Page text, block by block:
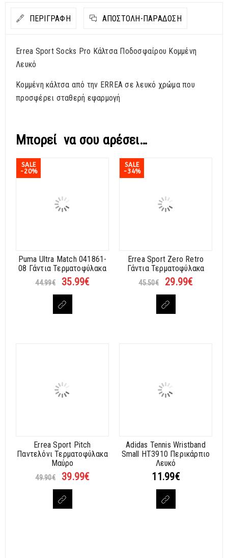
ΠΕΡΙΓΡΑΦΗ ΑΠΟΣΤΟΛΉ-ΠΑΡΆΔΟΣΗ
Errea Sport Socks Pro Κάλτσα Ποδοσφαίρου Κομμένη
Λευκό
Κομμένη κάλτσα από την ERREA σε λευκό χρώμα που
προσφέρει σταθερή εφαρμογή
Μπορεί να σου αρέσει…
SALE
-20%
Puma Ultra Match 041861-
08 Γάντια Τερματοφύλακα
44.99€ 35.99€
SALE
-34%
Errea Sport Zero Retro
Γάντια Τερματοφύλακα
45.50€ 29.99€
Errea Sport Pitch
Παντελόνι Τερματοφύλακα
Μαύρο
49.90€ 39.99€
Adidas Tennis Wristband
Small HT3910 Περικάρπιο
Λευκό
11.99€